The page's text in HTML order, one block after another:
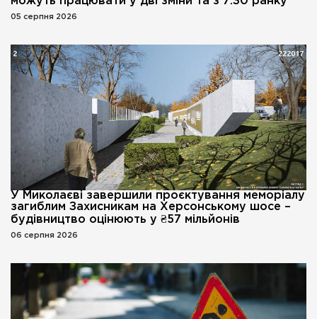
05 серпня 2026
У Миколаєві завершили проєктування меморіалу
загиблим Захисникам на Херсонському шосе –
будівництво оцінюють у ₴57 мільйонів
06 серпня 2026